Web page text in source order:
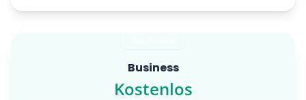
Business
Kostenlos